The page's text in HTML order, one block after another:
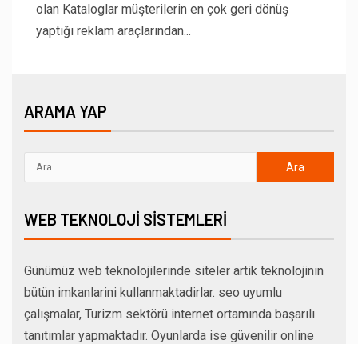
olan Kataloglar müşterilerin en çok geri dönüş
yaptığı reklam araçlarından...
ARAMA YAP
WEB TEKNOLOJI SISTEMLERI
Günümüz web teknolojilerinde siteler artik teknolojinin
bütün imkanlarini kullanmaktadirlar. seo uyumlu
çalışmalar, Turizm sektörü internet ortamında başarılı
tanıtımlar yapmaktadır. Oyunlarda ise güvenilir online